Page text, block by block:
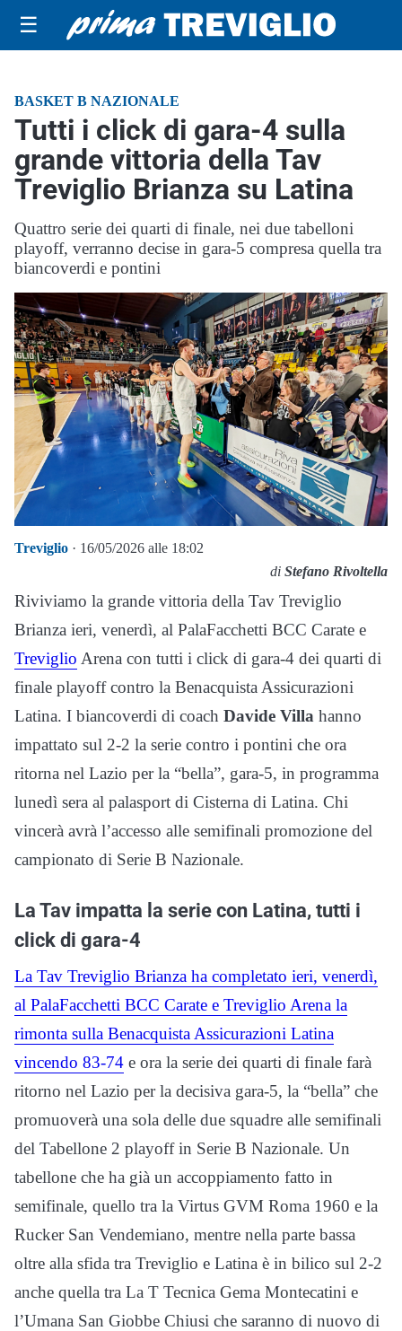
☰
BASKET B NAZIONALE
Tutti i click di gara-4 sulla
grande vittoria della Tav
Treviglio Brianza su Latina
Quattro serie dei quarti di finale, nei due tabelloni
playoff, verranno decise in gara-5 compresa quella tra
biancoverdi e pontini
Treviglio · 16/05/2026 alle 18:02
di Stefano Rivoltella
Riviviamo la grande vittoria della Tav Treviglio
Brianza ieri, venerdì, al PalaFacchetti BCC Carate e
Treviglio Arena con tutti i click di gara-4 dei quarti di
finale playoff contro la Benacquista Assicurazioni
Latina. I biancoverdi di coach Davide Villa hanno
impattato sul 2-2 la serie contro i pontini che ora
ritorna nel Lazio per la “bella”, gara-5, in programma
lunedì sera al palasport di Cisterna di Latina. Chi
vincerà avrà l’accesso alle semifinali promozione del
campionato di Serie B Nazionale.
La Tav impatta la serie con Latina, tutti i
click di gara-4
La Tav Treviglio Brianza ha completato ieri, venerdì,
al PalaFacchetti BCC Carate e Treviglio Arena la
rimonta sulla Benacquista Assicurazioni Latina
vincendo 83-74 e ora la serie dei quarti di finale farà
ritorno nel Lazio per la decisiva gara-5, la “bella” che
promuoverà una sola delle due squadre alle semifinali
del Tabellone 2 playoff in Serie B Nazionale. Un
tabellone che ha già un accoppiamento fatto in
semifinale, quello tra la Virtus GVM Roma 1960 e la
Rucker San Vendemiano, mentre nella parte bassa
oltre alla sfida tra Treviglio e Latina è in bilico sul 2-2
anche quella tra La T Tecnica Gema Montecatini e
l’Umana San Giobbe Chiusi che saranno di nuovo di